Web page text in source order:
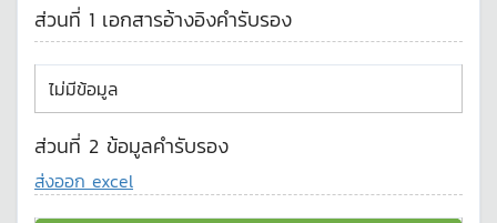
ส่วนที่ 1 เอกสารอ้างอิงคำรับรอง
ไม่มีข้อมูล
ส่วนที่ 2 ข้อมูลคำรับรอง
ส่งออก excel